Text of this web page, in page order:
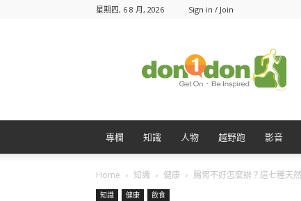
星期四, 6 8 月, 2026 Sign in / Join
專欄 知識 人物 越野跑 影音
Home 知識 健康 腸胃不好怎麼辦？這七種天
知識 健康 飲食